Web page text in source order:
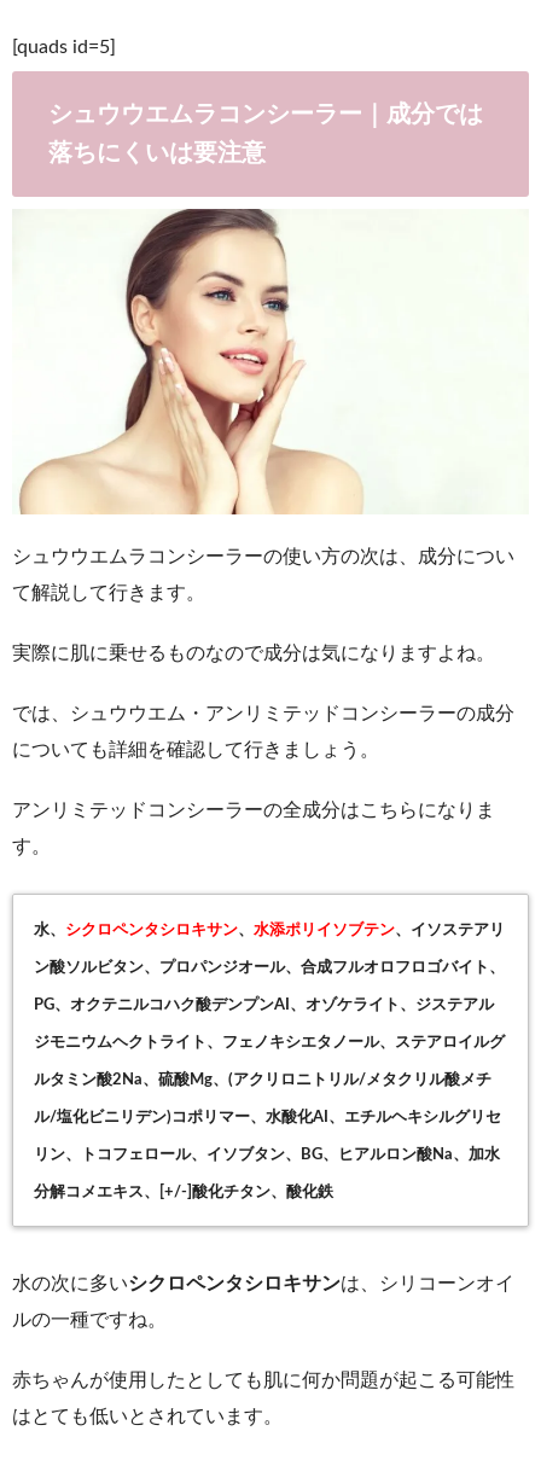
[quads id=5]
シュウウエムラコンシーラー｜成分では
落ちにくいは要注意
シュウウエムラコンシーラーの使い方の次は、成分につい
て解説して行きます。
実際に肌に乗せるものなので成分は気になりますよね。
では、シュウウエム・アンリミテッドコンシーラーの成分
についても詳細を確認して行きましょう。
アンリミテッドコンシーラーの全成分はこちらになりま
す。
水、 シクロペンタシロキサン、水添ポリイソブテン、イソステアリ
ン酸ソルビタン、プロパンジオール、合成フルオロフロゴバイト、
PG、オクテニルコハク酸デンプンAI、オゾケライト、ジステアル
ジモニウムヘクトライト、フェノキシエタノール、ステアロイルグ
ルタミン酸2Na、硫酸Mg、(アクリロニトリル/メタクリル酸メチ
ル/塩化ビニリデン)コポリマー、水酸化AI、エチルヘキシルグリセ
リン、トコフェロール、イソブタン、BG、ヒアルロン酸Na、加水
分解コメエキス、[+/-]酸化チタン、酸化鉄
水の次に多いシクロペンタシロキサンは、シリコーンオイ
ルの一種ですね。
赤ちゃんが使用したとしても肌に何か問題が起こる可能性
はとても低いとされています。